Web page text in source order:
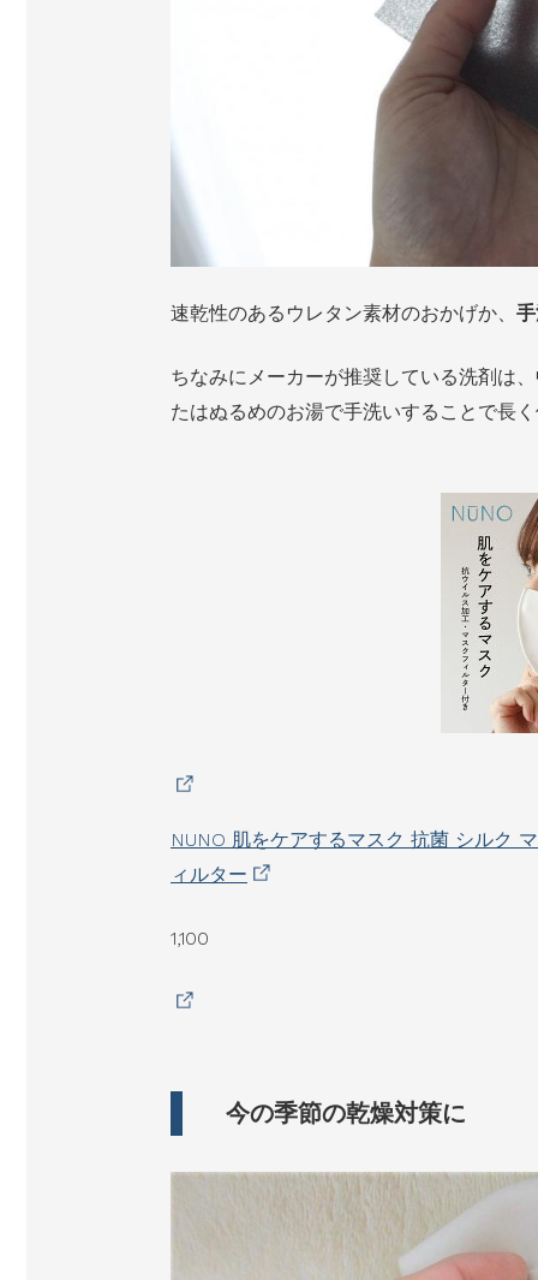
速乾性のあるウレタン素材のおかげか、
ちなみにメーカーが推奨している洗剤は
たはぬるめのお湯で手洗いすることで長
NUNO 肌をケアするマスク 抗菌 シルク
ィルター
1,100
今の季節の乾燥対策に